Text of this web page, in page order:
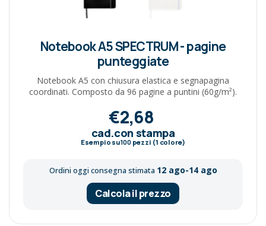
Notebook A5 SPECTRUM - pagine
punteggiate
Notebook A5 con chiusura elastica e segnapagina
coordinati. Composto da 96 pagine a puntini (60g/m²).
€2,68
cad.con stampa
Esempio su100pezzi (1 colore)
Ordini oggi consegna stimata 12 ago-14 ago
Calcola il prezzo